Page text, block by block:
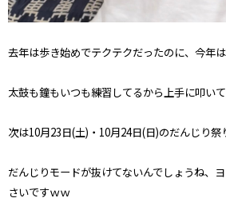
去年は歩き始めでテクテクだったのに、今年は
太鼓も鐘もいつも練習してるから上手に叩いて
次は10月23日(土) ・ 10月24日(日)のだんじり祭
だんじりモードが抜けてないんでしょうね、
さいですｗｗ